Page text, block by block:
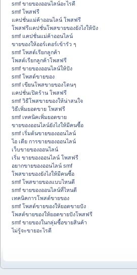
smf ขายของออนไลน์อะไรดี
smf โพสฟรี
แคปชั่นแม่ค้าออนไลน์ โพสฟรี
โพสฟรีแคปชั่นโพสขายของยังไงให้ปัง
smf แคปชั่นแม่ค้าออนไลน์
ขายของให้ออร์เดอร์เข้ารัว ๆ
smf โพสต์เรียกลูกค้า
โพสต์เรียกลูกค้าโพสฟรี
smf ขายของออนไลน์ให้ปัง
smf โพสต์ขายของ
smf เขียนโพสขายของโดนๆ
แคปชั่นเปิดร้าน โพสฟรี
smf วิธีโพสขายของให้น่าสนใจ
วิธีเพิ่มยอดขาย โพสฟรี
smf เทคนิคเพิ่มยอดขาย
ขายของออนไลน์ยังไงให้มีคนซื้อ
smf เริ่มต้นขายของออนไลน์
ไอ เดีย การขายของออนไลน์
เว็บขายของออนไลน์
เริ่ม ขายของออนไลน์ โพสฟรี
อยากขายของออนไลน์ smf
โพสขายของยังไงให้มีคนซื้อ
smf โพสขายของแบบไหนดี
smf ขายของออนไลน์ที่ไหนดี
เทคนิคการโพสต์ขายของ
smf โพสต์ขายของให้ยอดขายปัง
โพสต์ขายของให้ยอดขายปังโพสฟรี
smf ขายของในกลุ่มซื้อขายสินค้า
ไม่รู้จะขายอะไรดี